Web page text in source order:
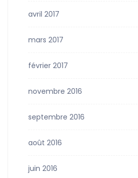
avril 2017
mars 2017
février 2017
novembre 2016
septembre 2016
août 2016
juin 2016